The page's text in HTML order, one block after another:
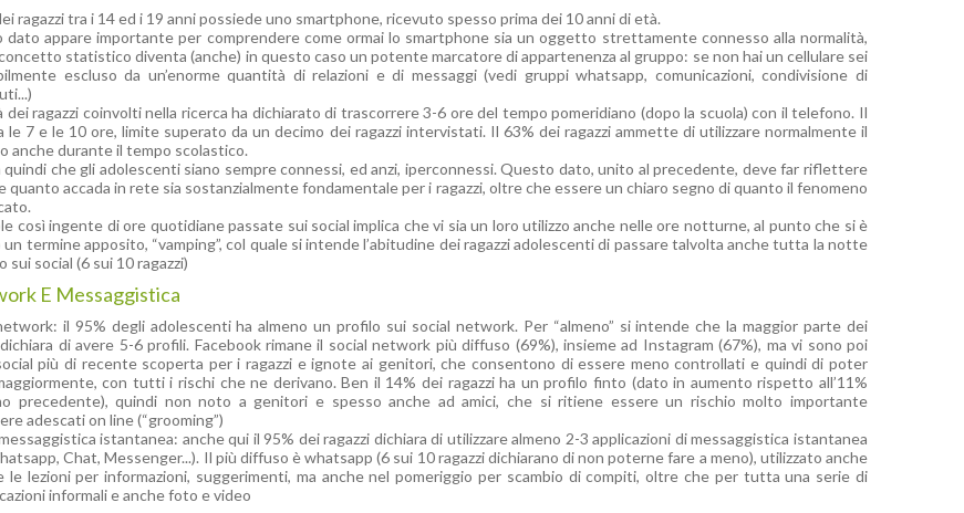
ragazzi tra i 14 ed i 19 anni possiede uno smartphone, ricevuto spesso prima dei 10 anni di età.
dato appare importante per comprendere come ormai lo smartphone sia un oggetto strettamente connesso alla normalità,
statistico diventa (anche) in questo caso un potente marcatore di appartenenza al gruppo: se non hai un cellulare sei
escluso da un’enorme quantità di relazioni e di messaggi (vedi gruppi whatsapp, comunicazioni, condivisione di
dei ragazzi coinvolti nella ricerca ha dichiarato di trascorrere 3-6 ore del tempo pomeridiano (dopo la scuola) con il telefono. Il
le 7 e le 10 ore, limite superato da un decimo dei ragazzi intervistati. Il 63% dei ragazzi ammette di utilizzare normalmente il
anche durante il tempo scolastico.
quindi che gli adolescenti siano sempre connessi, ed anzi, iperconnessi. Questo dato, unito al precedente, deve far riflettere
quanto accada in rete sia sostanzialmente fondamentale per i ragazzi, oltre che essere un chiaro segno di quanto il fenomeno
così ingente di ore quotidiane passate sui social implica che vi sia un loro utilizzo anche nelle ore notturne, al punto che si è
termine apposito, “vamping”, col quale si intende l’abitudine dei ragazzi adolescenti di passare talvolta anche tutta la notte
sui social (6 sui 10 ragazzi)
E Messaggistica
il 95% degli adolescenti ha almeno un profilo sui social network. Per “almeno” si intende che la maggior parte dei
di avere 5-6 profili. Facebook rimane il social network più diffuso (69%), insieme ad Instagram (67%), ma vi sono poi
più di recente scoperta per i ragazzi e ignote ai genitori, che consentono di essere meno controllati e quindi di poter
con tutti i rischi che ne derivano. Ben il 14% dei ragazzi ha un profilo finto (dato in aumento rispetto all’11%
precedente), quindi non noto a genitori e spesso anche ad amici, che si ritiene essere un rischio molto importante
adescati on line (“grooming”)
istantanea: anche qui il 95% dei ragazzi dichiara di utilizzare almeno 2-3 applicazioni di messaggistica istantanea
Chat, Messenger...). Il più diffuso è whatsapp (6 sui 10 ragazzi dichiarano di non poterne fare a meno), utilizzato anche
le lezioni per informazioni, suggerimenti, ma anche nel pomeriggio per scambio di compiti, oltre che per tutta una serie di
informali e anche foto e video